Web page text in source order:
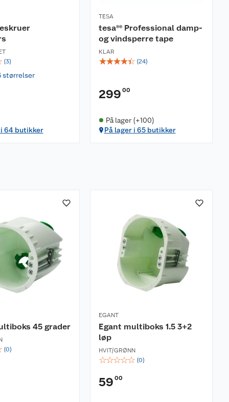
(3)
størrelser
i 64 butikker
TESA
tesa®® Professional damp-
og vindsperre tape
KLAR
☆☆☆☆☆ (24)
299 00
På lager (+100)
På lager i 65 butikker
45 grader
(0)
EGANT
Egant multiboks 1.5 3+2
løp
HVIT/GRØNN
☆☆☆☆☆ (0)
59 00